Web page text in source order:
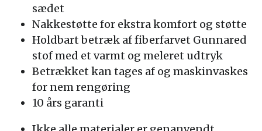
sædet
Nakkestøtte for ekstra komfort og støtte
Holdbart betræk af fiberfarvet Gunnared
stof med et varmt og meleret udtryk
Betrækket kan tages af og maskinvaskes
for nem rengøring
10 års garanti